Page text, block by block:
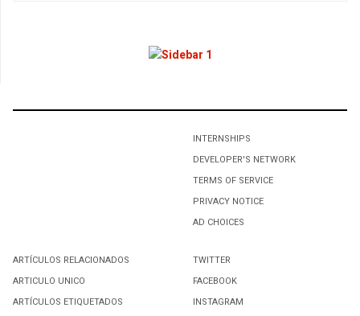
Macri's coalition sweeps Argentina's mid-term vote
3
Por Venir El Buen Vivir
INTERNSHIPS
DEVELOPER'S NETWORK
TERMS OF SERVICE
PRIVACY NOTICE
AD CHOICES
ARTÍCULOS RELACIONADOS
ARTICULO UNICO
ARTÍCULOS ETIQUETADOS
TWITTER
FACEBOOK
INSTAGRAM